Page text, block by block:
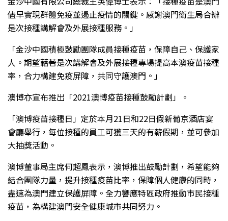
儘早實現群體免疫並遏止疫情的關鍵。感謝澳門衛生局合辦
是次接種講解會及外展接種服務。」
「金沙中國積極鼓勵團隊成員接種疫苗，保障自己、保護家
人。期望藉著是次講解會及外展接種專場提高本澳疫苗接種
率，合力構建免疫屏障，共同守護澳門。」
澳博亦宣布推出「2021澳博疫苗接種鼓勵計劃」。
「澳博疫苗接種日」定於本月21日和22日假新葡京酒店宴
會廳舉行，每位接種的員工可獲三天的有薪假期，並可參加
大抽獎活動。
澳博董事局主席何超鳳表示，澳博推出鼓勵計劃，希望能夠
結合團隊力量，提升接種疫苗比率，保障個人健康的同時，
盡速為澳門建立保護屏障。全力響應特區政府推動市民接種
疫苗，為構建澳門安全健康城市共同努力。